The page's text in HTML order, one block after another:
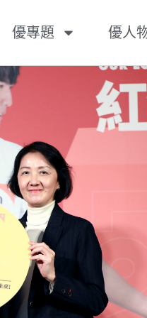
優專題 優人